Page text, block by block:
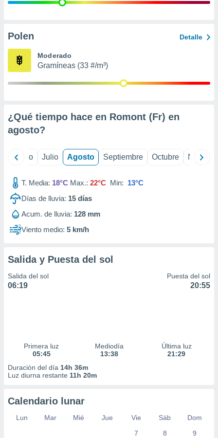
e
publicidad
Polen Detalle
Moderado
Gramíneas (33 #/m³)
¿Qué tiempo hace en Romont (Fr) en
agosto?
Junio Julio Agosto Septiembre Octubre
T. Media: 18°C Max.: 22°C Min: 13°C
Días de lluvia: 15 días
Acum. de lluvia: 128 mm
Viento medio: 5 km/h
Salida y Puesta del sol
Salida del sol
06:19
Puesta del sol
20:55
Primera luz
05:45
Mediodía
13:38
Última luz
21:29
Duración del día 14h 36m
Luz diurna restante 11h 20m
Calendario lunar
Lun Mar Mié Jue Vie Sáb
Dom
7
8 9